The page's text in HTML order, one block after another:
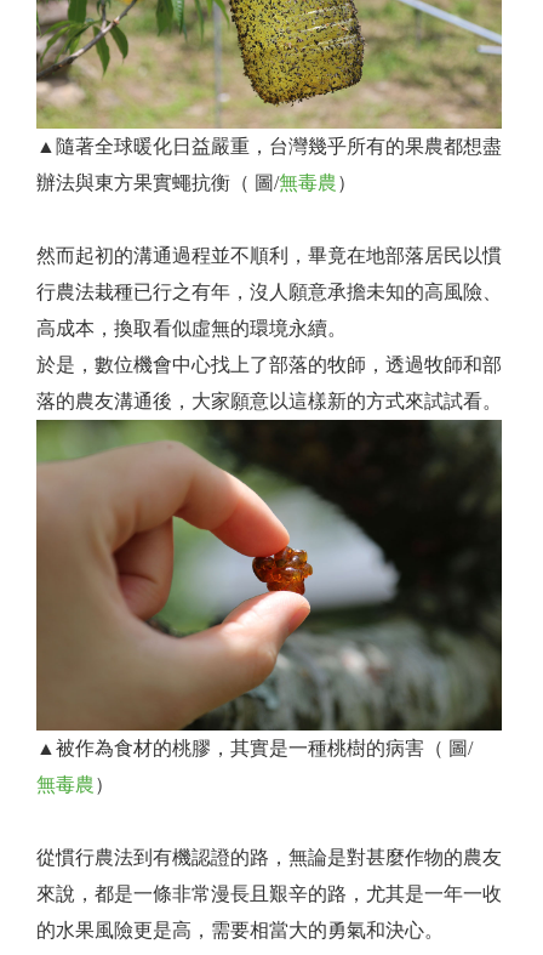
▲隨著全球暖化日益嚴重，台灣幾乎所有的果農都想盡
辦法與東方果實蠅抗衡（ 圖/無毒農）
​然而起初的溝通過程並不順利，畢竟在地部落居民以慣
行農法栽種已行之有年，沒人願意承擔未知的高風險、
高成本，換取看似虛無的環境永續。
於是，數位機會中心找上了部落的牧師，透過牧師和部
落的農友溝通後，大家願意以這樣新的方式來試試看。
▲被作為食材的桃膠，其實是一種桃樹的病害（ 圖/
無毒農）
從慣行農法到有機認證的路，無論是對甚麼作物的農友
來說，都是一條非常漫長且艱辛的路，尤其是一年一收
的水果風險更是高，需要相當大的勇氣和決心。